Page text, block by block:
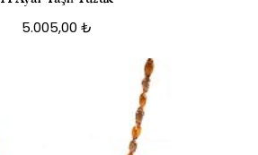
5.005,00 ₺